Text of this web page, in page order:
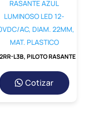
Cotizar